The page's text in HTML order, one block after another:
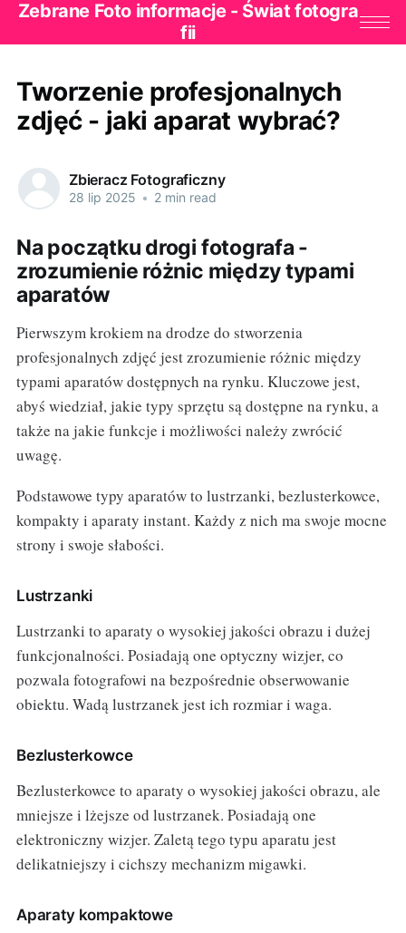
Zebrane Foto informacje - Świat fotogra
fii
Tworzenie profesjonalnych
zdjęć - jaki aparat wybrać?
Zbieracz Fotograficzny
28 lip 2025 • 2 min read
Na początku drogi fotografa -
zrozumienie różnic między typami
aparatów
Pierwszym krokiem na drodze do stworzenia
profesjonalnych zdjęć jest zrozumienie różnic między
typami aparatów dostępnych na rynku. Kluczowe jest,
abyś wiedział, jakie typy sprzętu są dostępne na rynku, a
także na jakie funkcje i możliwości należy zwrócić
uwagę.
Podstawowe typy aparatów to lustrzanki, bezlusterkowce,
kompakty i aparaty instant. Każdy z nich ma swoje mocne
strony i swoje słabości.
Lustrzanki
Lustrzanki to aparaty o wysokiej jakości obrazu i dużej
funkcjonalności. Posiadają one optyczny wizjer, co
pozwala fotografowi na bezpośrednie obserwowanie
obiektu. Wadą lustrzanek jest ich rozmiar i waga.
Bezlusterkowce
Bezlusterkowce to aparaty o wysokiej jakości obrazu, ale
mniejsze i lżejsze od lustrzanek. Posiadają one
elektroniczny wizjer. Zaletą tego typu aparatu jest
delikatniejszy i cichszy mechanizm migawki.
Aparaty kompaktowe